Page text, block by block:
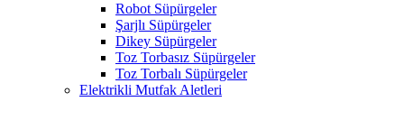
Robot Süpürgeler
Şarjlı Süpürgeler
Dikey Süpürgeler
Toz Torbasız Süpürgeler
Toz Torbalı Süpürgeler
Elektrikli Mutfak Aletleri